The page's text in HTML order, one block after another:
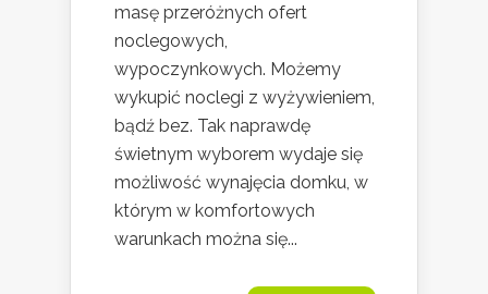
masę przeróżnych ofert
noclegowych,
wypoczynkowych. Możemy
wykupić noclegi z wyżywieniem,
bądź bez. Tak naprawdę
świetnym wyborem wydaje się
możliwość wynajęcia domku, w
którym w komfortowych
warunkach można się...